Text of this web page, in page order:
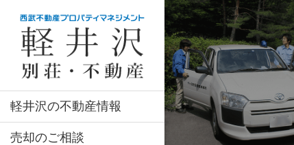
軽井沢の不動産情報
売却のご相談